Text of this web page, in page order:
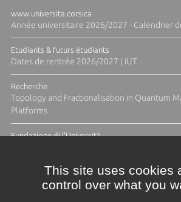
www.universita.corsica
Année universitaire 2026/2027 - Calendrier
Etudiants & futurs étudiants
Dates de rentrée 2026/2027 | IUT
Recherche
Topology and Fractionalisation in Quantum
Platforms
Fundazione di l'Università
This site uses cookies
control over what you